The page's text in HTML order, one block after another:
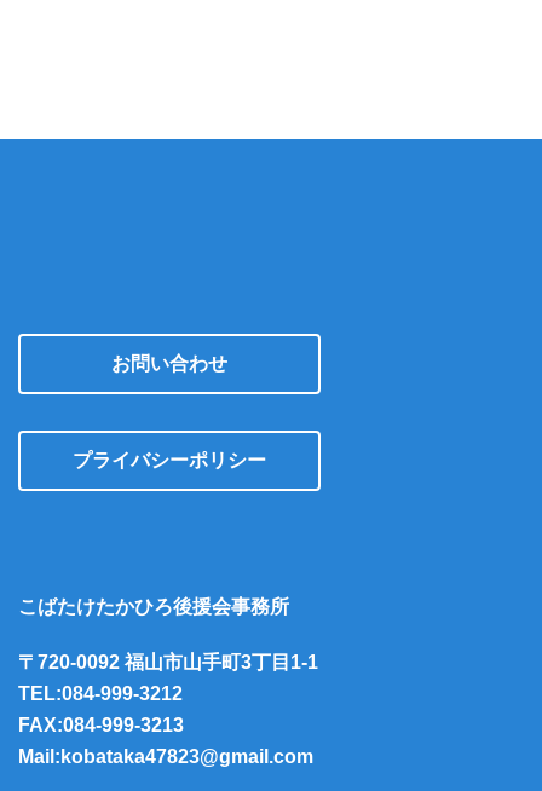
お問い合わせ
プライバシーポリシー
こばたけたかひろ後援会事務所
〒720-0092 福山市山手町3丁目1-1
TEL:084-999-3212
FAX:084-999-3213
Mail:kobataka47823@gmail.com